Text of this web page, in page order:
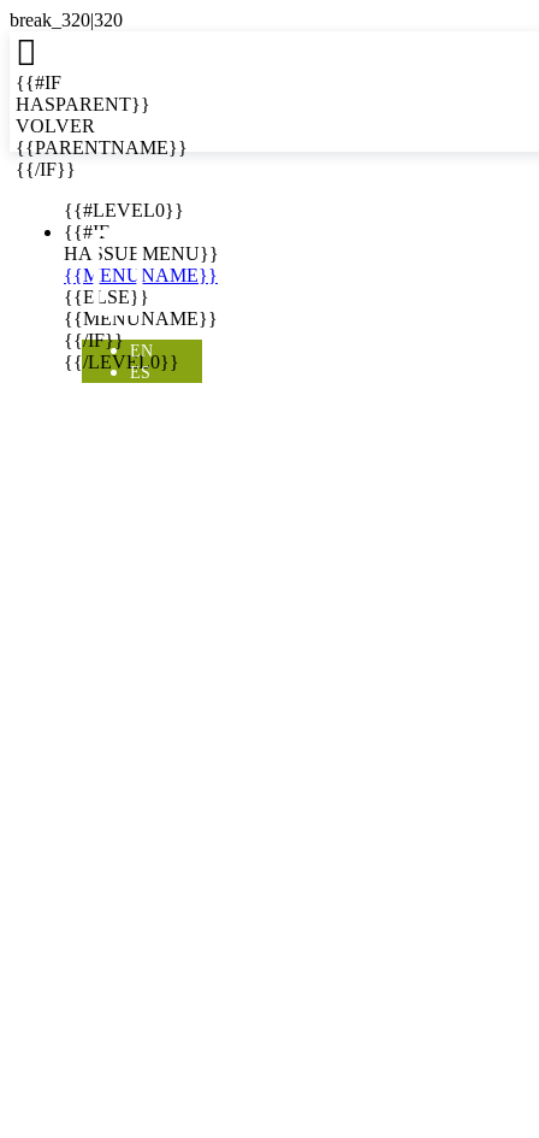

{{#IF
HASPARENT}}
VOLVER
{{PARENTNAME}}
{{/IF}}
{{#LEVEL0}}
{{#IF
HASSUBMENU}}
{{MENUNAME}}
{{ELSE}}
{{MENUNAME}}
{{/IF}}
{{/LEVEL0}}

EN
ES